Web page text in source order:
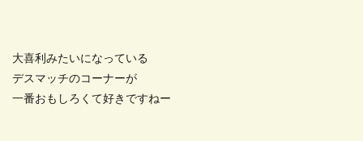
大喜利みたいになっている
デスマッチのコーナーが
一番おもしろくて好きですねー